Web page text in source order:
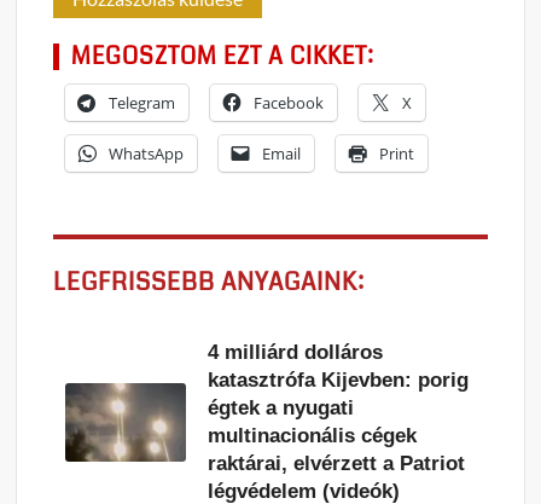
MEGOSZTOM EZT A CIKKET:
Telegram Facebook X
WhatsApp Email Print
LEGFRISSEBB ANYAGAINK:
4 milliárd dolláros
katasztrófa Kijevben: porig
égtek a nyugati
multinacionális cégek
raktárai, elvérzett a Patriot
légvédelem (videók)